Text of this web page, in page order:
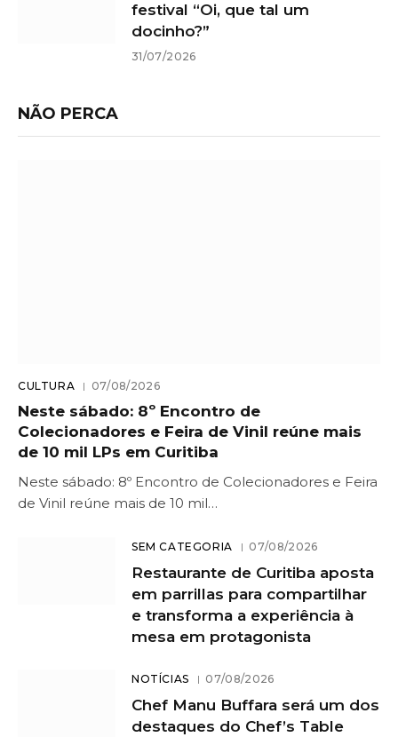
festival “Oi, que tal um
docinho?”
31/07/2026
NÃO PERCA
CULTURA 07/08/2026
Neste sábado: 8º Encontro de
Colecionadores e Feira de Vinil reúne mais
de 10 mil LPs em Curitiba
Neste sábado: 8º Encontro de Colecionadores e Feira
de Vinil reúne mais de 10 mil…
SEM CATEGORIA 07/08/2026
Restaurante de Curitiba aposta
em parrillas para compartilhar
e transforma a experiência à
mesa em protagonista
NOTÍCIAS 07/08/2026
Chef Manu Buffara será um dos
destaques do Chef’s Table